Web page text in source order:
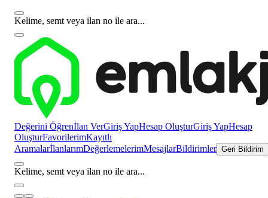
Kelime, semt veya ilan no ile ara...
Değerini Öğrenİlan VerGiriş YapHesap OluşturGiriş YapHesap
OluşturFavorilerimKayıtlı
AramalarİlanlarımDeğerlemelerimMesajlarBildirimler Geri Bildirim
Kelime, semt veya ilan no ile ara...